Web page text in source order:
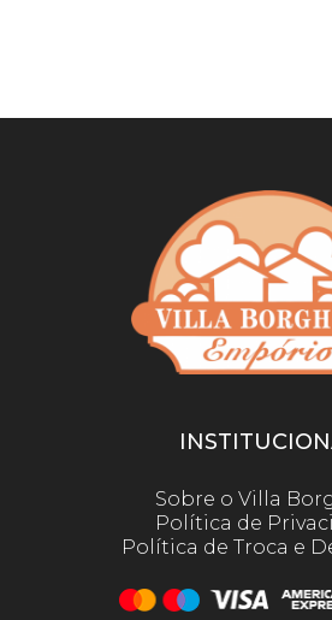
Sobre o Villa
Política de
Política de Troca e